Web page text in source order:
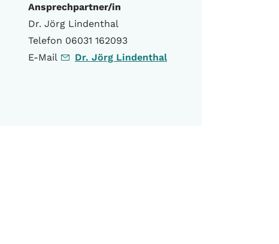
Ansprechpartner/in
Dr. Jörg Lindenthal
Telefon 06031 162093
E-Mail
Dr. Jörg Lindenthal